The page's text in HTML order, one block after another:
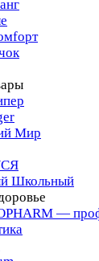
Мир
Школьный
—